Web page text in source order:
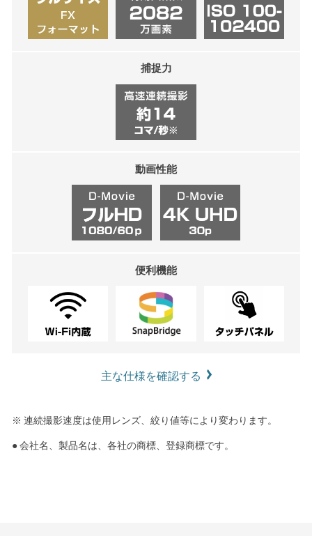
捕捉力
動画性能
便利機能
主な仕様を確認する
※ 連続撮影速度は使用レンズ、絞り値等により変わります。
● 会社名、製品名は、各社の商標、登録商標です。